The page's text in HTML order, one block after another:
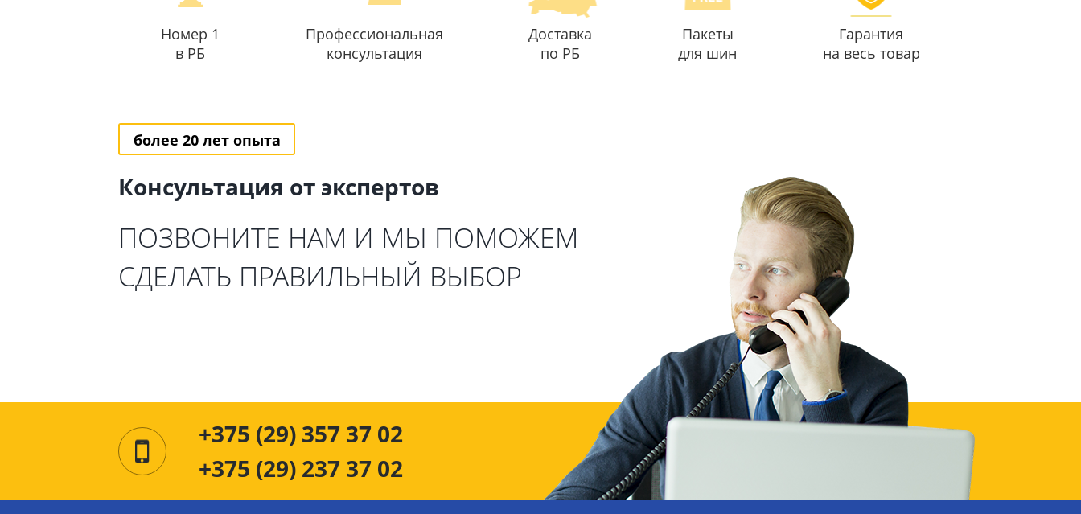
Номер 1
в РБ
Профессиональная
консультация
Доставка
по РБ
Пакеты
для шин
Гарантия
на весь товар
более 20 лет опыта
Консультация от экспертов
ПОЗВОНИТЕ НАМ И МЫ ПОМОЖЕМ
СДЕЛАТЬ ПРАВИЛЬНЫЙ ВЫБОР
+375 (29) 357 37 02
+375 (29) 237 37 02